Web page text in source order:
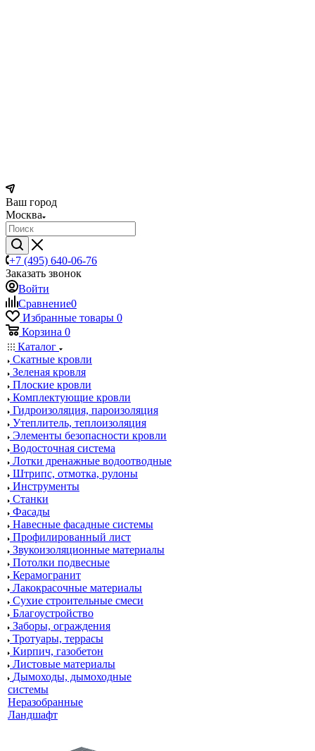
Ваш город
Москва
+7 (495) 640-06-76
Заказать звонок
Войти
Сравнение0
Избранные товары 0
Корзина 0
Каталог
Скатные кровли
Зеленая кровля
Плоские кровли
Комплектующие кровли
Гидроизоляция, пароизоляция
Утеплитель, теплоизоляция
Элементы безопасности кровли
Водосточная система
Лотки дренажные водоотводные
Штрипс, отмотка, рулоны
Инструменты
Станки
Фасады
Навесные фасадные системы
Профилированный лист
Звукоизоляционные материалы
Потолки подвесные
Керамогранит
Лакокрасочные материалы
Сухие строительные смеси
Благоустройство
Заборы, ограждения
Тротуары, террасы
Кирпич, газобетон
Листовые материалы
Дымоходы, дымоходные
системы
Неразобранные
Ландшафт